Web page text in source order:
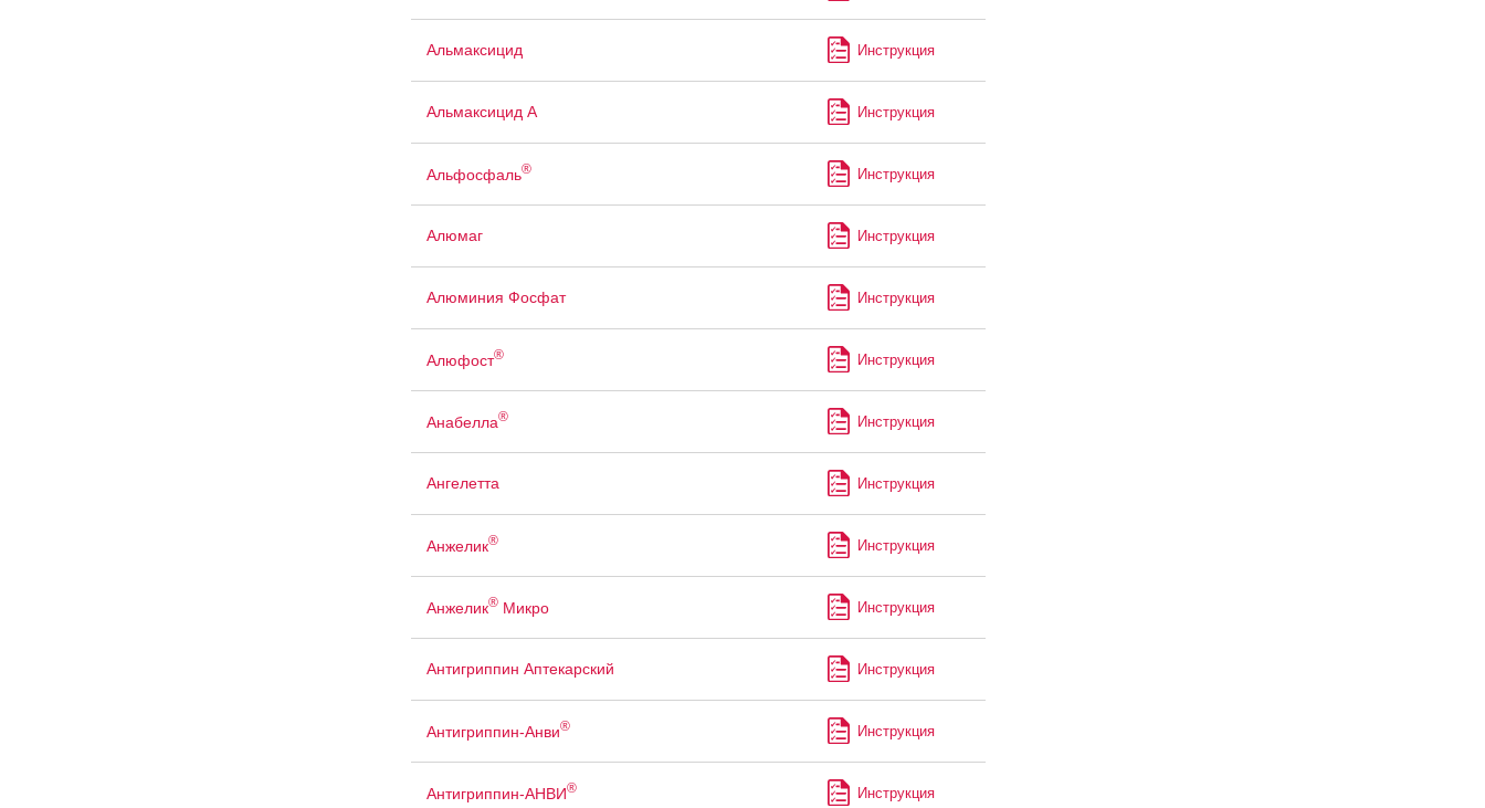
Альмаксицид Инструкция
Альмаксицид А Инструкция
Альфосфаль® Инструкция
Алюмаг Инструкция
Алюминия Фосфат Инструкция
Алюфост® Инструкция
Анабелла® Инструкция
Ангелетта Инструкция
Анжелик® Инструкция
Анжелик®Микро Инструкция
Антигриппин Аптекарский Инструкция
Антигриппин-Анви® Инструкция
Антигриппин-АНВИ® Инструкция